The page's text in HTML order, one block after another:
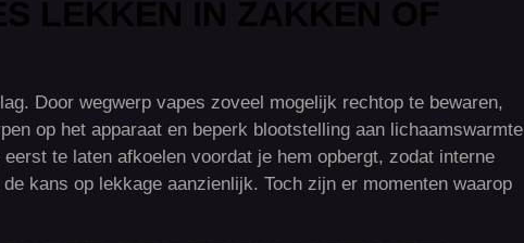
Door wegwerp vapes zoveel mogelijk rechtop te bewaren,
op het apparaat en beperk blootstelling aan lichaamswarmte
te laten afkoelen voordat je hem opbergt, zodat interne
kans op lekkage aanzienlijk. Toch zijn er momenten waarop